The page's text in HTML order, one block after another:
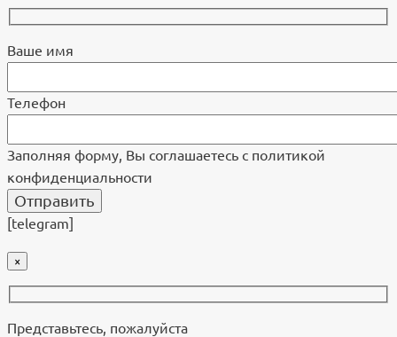
Ваше имя
Телефон
Заполняя форму, Вы соглашаетесь с политикой
конфиденциальности
[telegram]
×
Представьтесь, пожалуйста